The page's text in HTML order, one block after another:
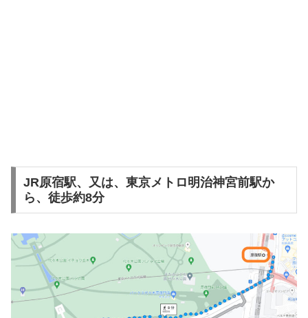
JR原宿駅、又は、東京メトロ明治神宮前駅か
ら、徒歩約8分